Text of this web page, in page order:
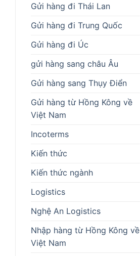
Gửi hàng đi Thái Lan
Gửi hàng đi Trung Quốc
Gửi hàng đi Úc
gửi hàng sang châu Âu
Gửi hàng sang Thụy Điển
Gửi hàng từ Hồng Kông về
Việt Nam
Incoterms
Kiến thức
Kiến thức ngành
Logistics
Nghệ An Logistics
Nhập hàng từ Hồng Kông về
Việt Nam